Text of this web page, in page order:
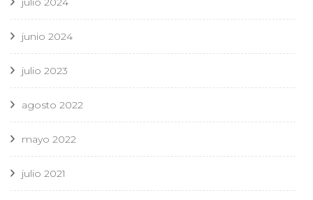
junio 2024
julio 2023
agosto 2022
mayo 2022
julio 2021